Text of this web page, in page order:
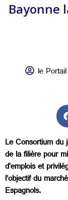
Bayonne
le
Le Consortium du
de la filière pour
d’emplois et
l’objectif du
Espagnols.